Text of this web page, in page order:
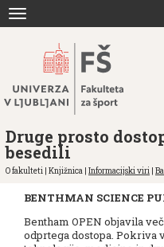
Druge prosto
besedili
O fakulteti | Knjižnica | Informacijski viri |
BENTHMAN SCIENCE
Bentham OPEN objavila
odprtega dostopa. Pokriva